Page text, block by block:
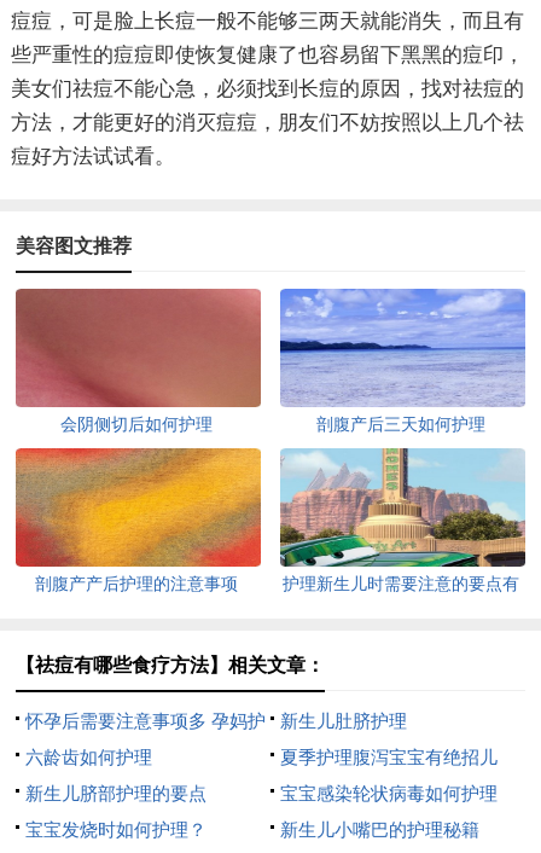
痘痘，可是脸上长痘一般不能够三两天就能消失，而且有
些严重性的痘痘即使恢复健康了也容易留下黑黑的痘印，
美女们祛痘不能心急，必须找到长痘的原因，找对祛痘的
方法，才能更好的消灭痘痘，朋友们不妨按照以上几个祛
痘好方法试试看。
美容图文推荐
会阴侧切后如何护理 剖腹产后三天如何护理
剖腹产产后护理的注意事项
护理新生儿时需要注意的要点有
【祛痘有哪些食疗方法】相关文章：
怀孕后需要注意事项多 孕妈护
理得当胎儿健康发育
新生儿肚脐护理
六龄齿如何护理
夏季护理腹泻宝宝有绝招儿
（精华）
新生儿脐部护理的要点
宝宝感染轮状病毒如何护理
宝宝发烧时如何护理？
新生儿小嘴巴的护理秘籍